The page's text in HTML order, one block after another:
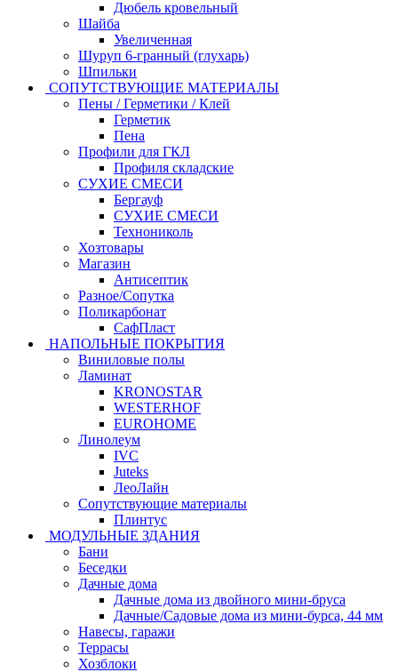
Дюбель кровельный
Шайба
Увеличенная
Шуруп 6-гранный (глухарь)
Шпильки
СОПУТСТВУЮЩИЕ МАТЕРИАЛЫ
Пены / Герметики / Клей
Герметик
Пена
Профили для ГКЛ
Профиля складские
СУХИЕ СМЕСИ
Бергауф
СУХИЕ СМЕСИ
Технониколь
Хозтовары
Магазин
Антисептик
Разное/Сопутка
Поликарбонат
СафПласт
НАПОЛЬНЫЕ ПОКРЫТИЯ
Виниловые полы
Ламинат
KRONOSTAR
WESTERHOF
EUROHOME
Линолеум
IVC
Juteks
ЛеоЛайн
Сопутствующие материалы
Плинтус
МОДУЛЬНЫЕ ЗДАНИЯ
Бани
Беседки
Дачные дома
Дачные дома из двойного мини-бруса
Дачные/Садовые дома из мини-бурса, 44 мм
Навесы, гаражи
Террасы
Хозблоки